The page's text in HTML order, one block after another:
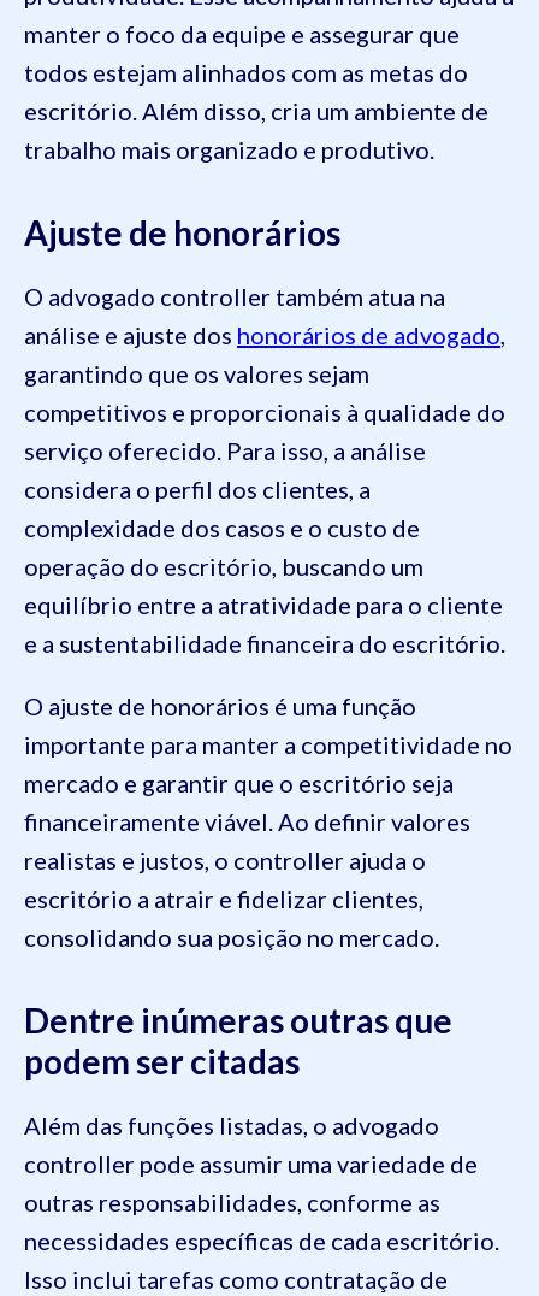
manter o foco da equipe e assegurar que
todos estejam alinhados com as metas do
escritório. Além disso, cria um ambiente de
trabalho mais organizado e produtivo.
Ajuste de honorários
O advogado controller também atua na
análise e ajuste dos honorários de advogado,
garantindo que os valores sejam
competitivos e proporcionais à qualidade do
serviço oferecido. Para isso, a análise
considera o perfil dos clientes, a
complexidade dos casos e o custo de
operação do escritório, buscando um
equilíbrio entre a atratividade para o cliente
e a sustentabilidade financeira do escritório.
O ajuste de honorários é uma função
importante para manter a competitividade no
mercado e garantir que o escritório seja
financeiramente viável. Ao definir valores
realistas e justos, o controller ajuda o
escritório a atrair e fidelizar clientes,
consolidando sua posição no mercado.
Dentre inúmeras outras que
podem ser citadas
Além das funções listadas, o advogado
controller pode assumir uma variedade de
outras responsabilidades, conforme as
necessidades específicas de cada escritório.
Isso inclui tarefas como contratação de